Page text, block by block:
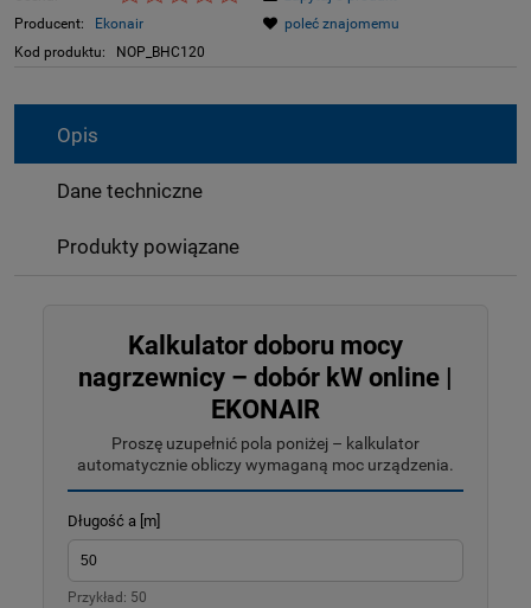
Producent:
Ekonair
Kod produktu:
NOP_BHC120
poleć znajomemu
Opis
Dane techniczne
Produkty powiązane
Kalkulator doboru mocy
nagrzewnicy – dobór kW online |
EKONAIR
Proszę uzupełnić pola poniżej – kalkulator
automatycznie obliczy wymaganą moc urządzenia.
Długość a [m]
Przykład: 50